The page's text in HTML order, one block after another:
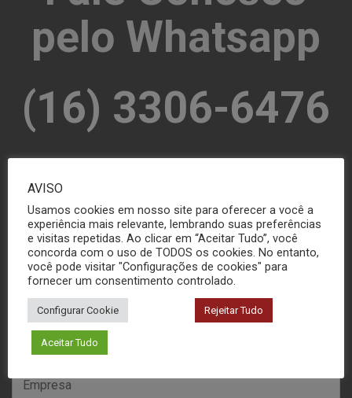
pelo Whatsapp
(16) 3306-6476
MANDE SUA MENSAGEM
AVISO
Usamos cookies em nosso site para oferecer a você a
experiência mais relevante, lembrando suas preferências
e visitas repetidas. Ao clicar em “Aceitar Tudo”, você
concorda com o uso de TODOS os cookies. No entanto,
você pode visitar "Configurações de cookies" para
fornecer um consentimento controlado.
Configurar Cookie Rejeitar Tudo
Aceitar Tudo